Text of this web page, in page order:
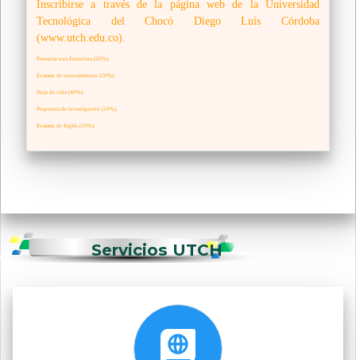
Inscribirse a través de la página web de la Universidad
Tecnológica del Chocó Diego Luís Córdoba
(www.utch.edu.co).
Presentar una Entrevista (20%).
Examen de conocimientos (20%).
Hoja de vida (40%).
Propuesta de investigación (10%).
Examen de Inglés (10%).
Servicios UTCH